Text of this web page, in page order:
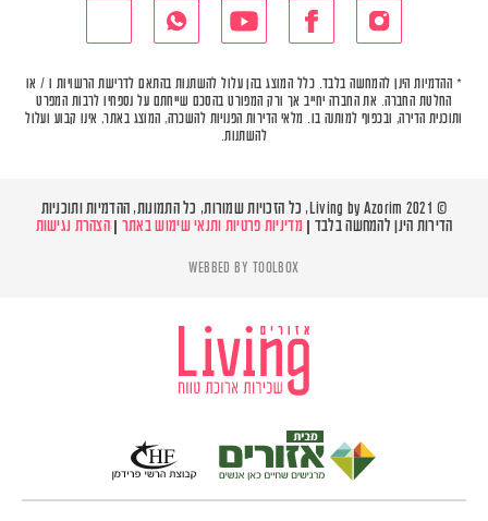
* ההדמיות הינן להמחשה בלבד. כלל המוצג בהן עלול להשתנות בהתאם לדרישת הרשויות ו / או
החלטת החברה. את החברה יחייב אך ורק המפורט בהסכם שייחתם על נספחיו לרבות המפרט
ותוכנית הדירה, ובכפוף למותנה בו. מלאי הדירות הפנויות להשכרה, המוצג באתר, אינו קבוע ועלול
להשתנות.
© Living by Azorim 2021, כל הזכויות שמורות, כל התמונות, ההדמיות ותוכניות
הדירות הינן להמחשה בלבד |
מדיניות פרטיות ותנאי שימוש באתר הצהרת נגישות
WEBBED BY TOOLBOX